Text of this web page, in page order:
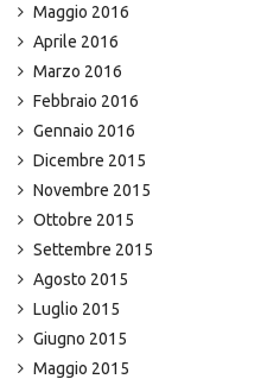
Maggio 2016
Aprile 2016
Marzo 2016
Febbraio 2016
Gennaio 2016
Dicembre 2015
Novembre 2015
Ottobre 2015
Settembre 2015
Agosto 2015
Luglio 2015
Giugno 2015
Maggio 2015